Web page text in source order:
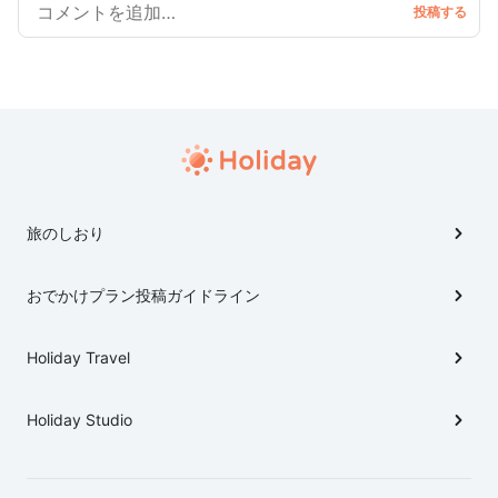
旅のしおり
おでかけプラン投稿ガイドライン
Holiday Travel
Holiday Studio